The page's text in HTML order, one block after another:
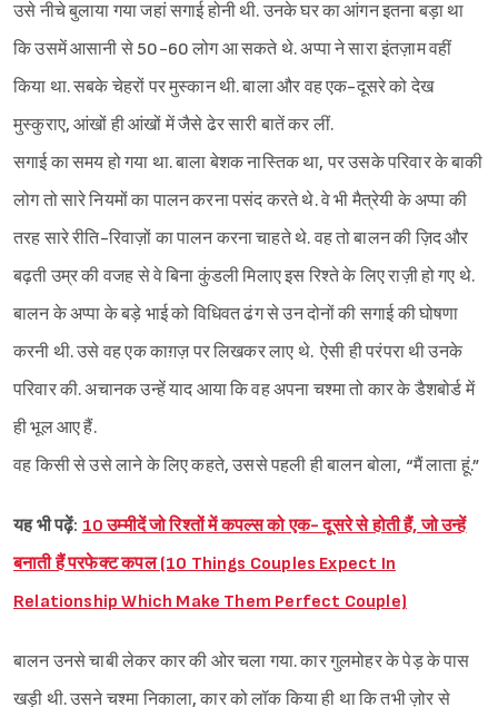
उसे नीचे बुलाया गया जहां सगाई होनी थी. उनके घर का आंगन इतना बड़ा था
कि उसमें आसानी से 50-60 लोग आ सकते थे. अप्पा ने सारा इंतज़ाम वहीं
किया था. सबके चेहरों पर मुस्कान थी. बाला और वह एक-दूसरे को देख
मुस्कुराए, आंखों ही आंखों में जैसे ढेर सारी बातें कर लीं.
सगाई का समय हो गया था. बाला बेशक नास्तिक था, पर उसके परिवार के बाकी
लोग तो सारे नियमों का पालन करना पसंद करते थे. वे भी मैत्रेयी के अप्पा की
तरह सारे रीति-रिवाज़ों का पालन करना चाहते थे. वह तो बालन की ज़िद और
बढ़ती उम्र की वजह से वे बिना कुंडली मिलाए इस रिश्ते के लिए राज़ी हो गए थे.
बालन के अप्पा के बड़े भाई को विधिवत ढंग से उन दोनों की सगाई की घोषणा
करनी थी. उसे वह एक काग़ज़ पर लिखकर लाए थे. ऐसी ही परंपरा थी उनके
परिवार की. अचानक उन्हें याद आया कि वह अपना चश्मा तो कार के डैशबोर्ड में
ही भूल आए हैं.
वह किसी से उसे लाने के लिए कहते, उससे पहली ही बालन बोला, “मैं लाता हूं.”
यह भी पढ़ें: 10 उम्मीदें जो रिश्तों में कपल्स को एक- दूसरे से होती हैं, जो उन्हें
बनाती हैं परफेक्ट कपल (10 Things Couples Expect In
Relationship Which Make Them Perfect Couple)
बालन उनसे चाबी लेकर कार की ओर चला गया. कार गुलमोहर के पेड़ के पास
खड़ी थी. उसने चश्मा निकाला, कार को लॉक किया ही था कि तभी ज़ोर से